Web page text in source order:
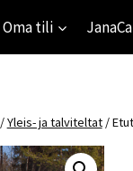
Oma tili
/Yleis- ja talviteltat /